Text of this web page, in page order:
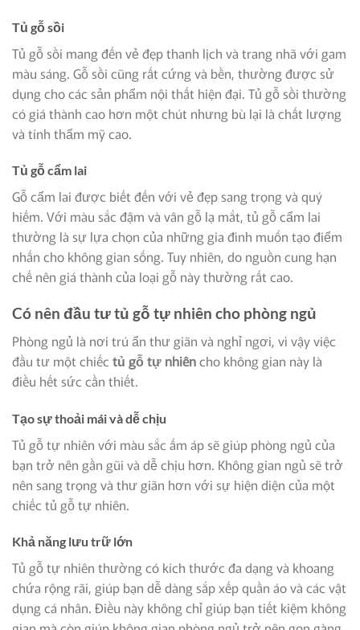
Tủ gỗ sồi
Tủ gỗ sồi mang đến vẻ đẹp thanh lịch và trang nhã với gam
màu sáng. Gỗ sồi cũng rất cứng và bền, thường được sử
dụng cho các sản phẩm nội thất hiện đại. Tủ gỗ sồi thường
có giá thành cao hơn một chút nhưng bù lại là chất lượng
và tính thẩm mỹ cao.
Tủ gỗ cẩm lai
Gỗ cẩm lai được biết đến với vẻ đẹp sang trọng và quý
hiếm. Với màu sắc đậm và vân gỗ lạ mắt, tủ gỗ cẩm lai
thường là sự lựa chọn của những gia đình muốn tạo điểm
nhấn cho không gian sống. Tuy nhiên, do nguồn cung hạn
chế nên giá thành của loại gỗ này thường rất cao.
Có nên đầu tư tủ gỗ tự nhiên cho phòng ngủ
Phòng ngủ là nơi trú ẩn thư giãn và nghỉ ngơi, vì vậy việc
đầu tư một chiếc tủ gỗ tự nhiêncho không gian này là
điều hết sức cần thiết.
Tạo sự thoải mái và dễ chịu
Tủ gỗ tự nhiên với màu sắc ấm áp sẽ giúp phòng ngủ của
bạn trở nên gần gũi và dễ chịu hơn. Không gian ngủ sẽ trở
nên sang trọng và thư giãn hơn với sự hiện diện của một
chiếc tủ gỗ tự nhiên.
Khả năng lưu trữ lớn
Tủ gỗ tự nhiên thường có kích thước đa dạng và khoang
chứa rộng rãi, giúp bạn dễ dàng sắp xếp quần áo và các vật
dụng cá nhân. Điều này không chỉ giúp bạn tiết kiệm không